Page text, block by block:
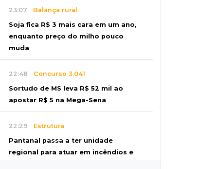
23:07 Balança rural
Soja fica R$ 3 mais cara em um ano,
enquanto preço do milho pouco
muda
22:48 Concurso 3.041
Sortudo de MS leva R$ 52 mil ao
apostar R$ 5 na Mega-Sena
22:29 Estrutura
Pantanal passa a ter unidade
regional para atuar em incêndios e